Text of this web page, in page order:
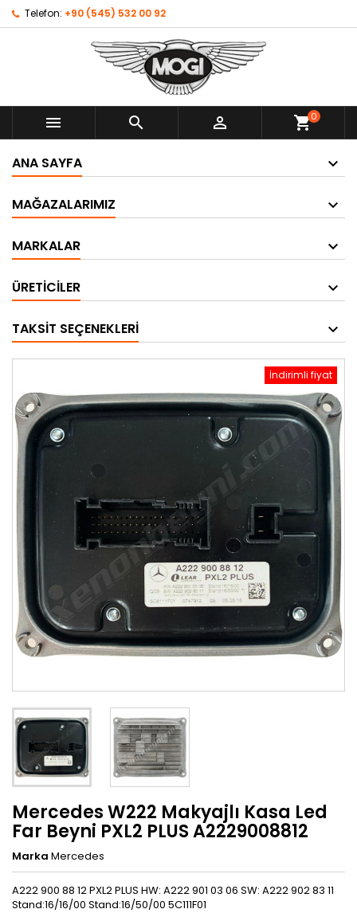
Telefon: +90 (545) 532 00 92
   shopping_cart0
ANA SAYFA
MAĞAZALARIMIZ
MARKALAR
ÜRETICILER
TAKSIT SEÇENEKLERI
İndirimli fiyat
Mercedes W222 Makyajlı Kasa Led
Far Beyni PXL2 PLUS A2229008812
Marka Mercedes
A222 900 88 12 PXL2 PLUS HW: A222 901 03 06 SW: A222 902 83 11
Stand:16/16/00 Stand:16/50/00 5C111F01